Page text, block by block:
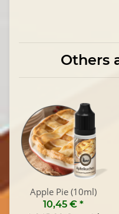
Others
Apple Pie (10ml)
10,45 € *